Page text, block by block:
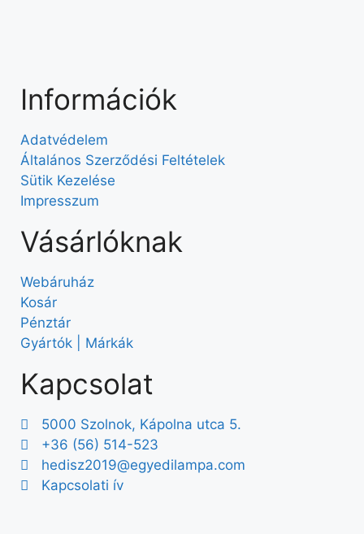
Információk
Adatvédelem
Általános Szerződési Feltételek
Sütik Kezelése
Impresszum
Vásárlóknak
Webáruház
Kosár
Pénztár
Gyártók | Márkák
Kapcsolat
5000 Szolnok, Kápolna utca 5.
+36 (56) 514-523
hedisz2019@egyedilampa.com
Kapcsolati ív